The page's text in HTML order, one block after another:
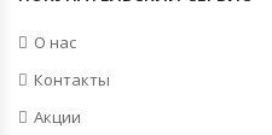
О нас
Контакты
Акции